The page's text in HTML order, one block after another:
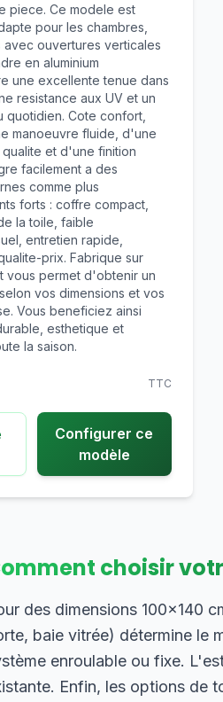
piece. Ce modele est
pour les chambres,
avec ouvertures verticales
en aluminium
une excellente tenue dans
resistance aux UV et un
quotidien. Cote confort,
manoeuvre fluide, d'une
et d'une finition
facilement a des
comme plus
forts : coffre compact,
la toile, faible
entretien rapide,
prix. Fabrique sur
vous permet d'obtenir un
vos dimensions et vos
Vous beneficiez ainsi
esthetique et
la saison.
TTC
Configurer ce
modèle
choisir
des dimensions 100×140
baie vitrée) détermine le
enroulable ou fixe.
Enfin, les options de